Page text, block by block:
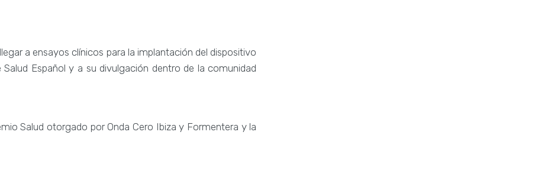
a ensayos clínicos para la implantación del dispositivo
Español y a su divulgación dentro de la comunidad
Salud otorgado por Onda Cero Ibiza y Formentera y la